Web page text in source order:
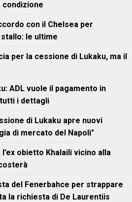
condizione
con il Chelsea per
le ultime
per la cessione di Lukaku, ma il
ADL vuole il pagamento in
i dettagli
di Lukaku apre nuovi
di mercato del Napoli"
obietto Khalaili vicino alla
del Fenerbahce per strappare
la richiesta di De Laurentiis